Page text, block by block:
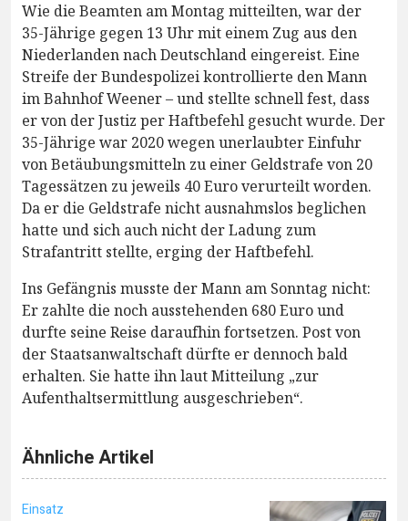
Wie die Beamten am Montag mitteilten, war der
35-Jährige gegen 13 Uhr mit einem Zug aus den
Niederlanden nach Deutschland eingereist. Eine
Streife der Bundespolizei kontrollierte den Mann
im Bahnhof Weener – und stellte schnell fest, dass
er von der Justiz per Haftbefehl gesucht wurde. Der
35-Jährige war 2020 wegen unerlaubter Einfuhr
von Betäubungsmitteln zu einer Geldstrafe von 20
Tagessätzen zu jeweils 40 Euro verurteilt worden.
Da er die Geldstrafe nicht ausnahmslos beglichen
hatte und sich auch nicht der Ladung zum
Strafantritt stellte, erging der Haftbefehl.
Ins Gefängnis musste der Mann am Sonntag nicht:
Er zahlte die noch ausstehenden 680 Euro und
durfte seine Reise daraufhin fortsetzen. Post von
der Staatsanwaltschaft dürfte er dennoch bald
erhalten. Sie hatte ihn laut Mitteilung „zur
Aufenthaltsermittlung ausgeschrieben“.
Ähnliche Artikel
Einsatz